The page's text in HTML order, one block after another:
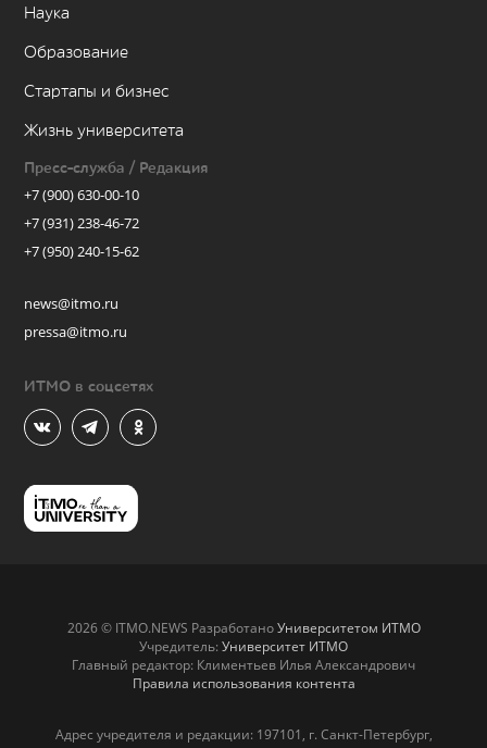
Наука
Образование
Стартапы и бизнес
Жизнь университета
Пресс-служба / Редакция
+7 (900) 630-00-10
+7 (931) 238-46-72
+7 (950) 240-15-62
news@itmo.ru
pressa@itmo.ru
ИТМО в соцсетях
2026 © ITMO.NEWS РазработаноУниверситетом ИТМО
Учредитель: Университет ИТМО
Главный редактор: Климентьев Илья Александрович
Правила использования контента
Адрес учредителя и редакции: 197101, г. Санкт-Петербург,